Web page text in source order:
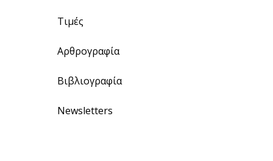
Τιμές
Αρθρογραφία
Βιβλιογραφία
Newsletters